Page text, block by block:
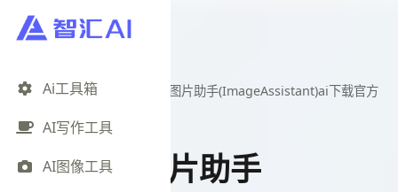
Ai工具箱
AI写作工具
AI图像工具
AI文章 每日快讯
首页 > AI设计工具
图片助手(ImageAssistant)ai下载官方
图片助手